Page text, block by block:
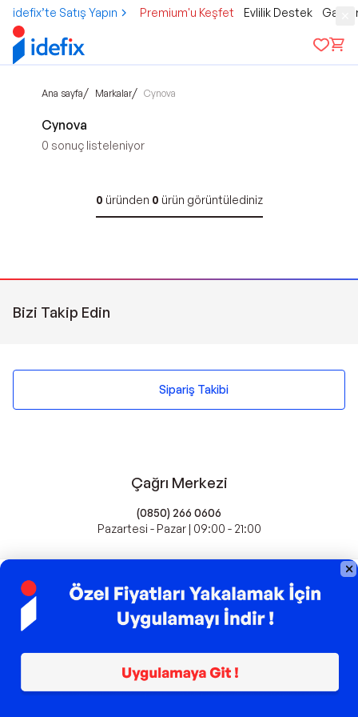
idefix’te Satış Yapın Premium'u Keşfet Evlilik Destek
Ana sayfa/ Markalar/ Cynova
Cynova
0 sonuç listeleniyor
0 üründen 0 ürün görüntülediniz
Bizi Takip Edin
Popüler Markalar
Farmasi
Xiaomi
Lavazza
Fashcolle
Pro Plan
Sipariş Takibi
Çağrı Merkezi
(0850) 266 0606
Pazartesi - Pazar | 09:00 - 21:00